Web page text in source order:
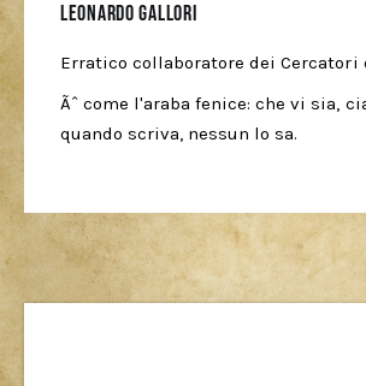
Leonardo Gallori
Erratico collaboratore dei Cercatori
Ãˆ come l'araba fenice: che vi sia,
quando scriva, nessun lo sa.